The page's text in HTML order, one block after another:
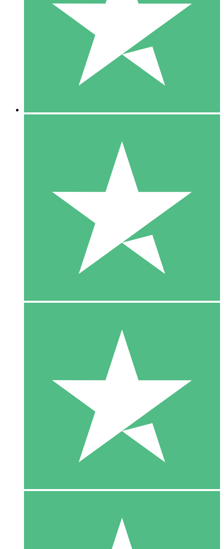
Paga a consumo con crediti di download. Nessun impegno
1 Download
10
US$1500
10 Download
20